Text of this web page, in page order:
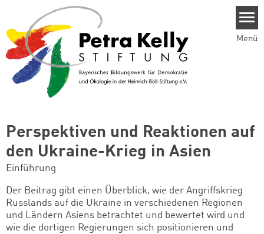
Menü
Perspektiven und Reaktionen auf
den Ukraine-Krieg in Asien
Einführung
Der Beitrag gibt einen Überblick, wie der Angriffskrieg
Russlands auf die Ukraine in verschiedenen Regionen
und Ländern Asiens betrachtet und bewertet wird und
wie die dortigen Regierungen sich positionieren und